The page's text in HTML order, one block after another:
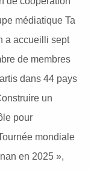
médiatique Ta
a accueilli sept
de membres
dans 44 pays
un
pour
mondiale
en 2025 »,